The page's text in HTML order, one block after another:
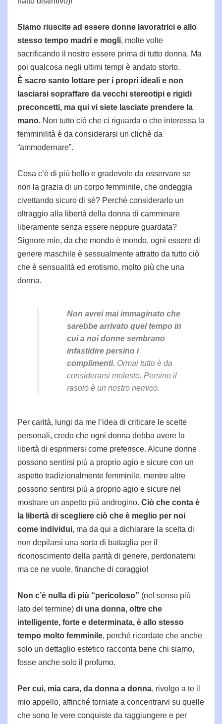
Siamo riuscite ad essere donne lavoratrici e allo
stesso tempo madri e mogli, molte volte
sacrificando il nostro essere prima di tutto donna. Ma
poi qualcosa negli ultimi tempi è andato storto.
È sacro santo lottare per i propri ideali e non
lasciarsi sopraffare da vecchi stereotipi e rigidi
preconcetti, ma qui vi siete lasciate prendere la
mano. Non tutto ciò che ci riguarda o che interessa la
femminilità è da considerarsi un clichè da
“ammodernare”.
Cosa c’è di più bello e gradevole da osservare se
non la grazia di un corpo femminile, che ondeggia
civettando sicuro di sè? Perché considerarlo un
oltraggio alla libertà della donna di camminare
liberamente senza essere neppure guardata?
Signore mie, da che mondo è mondo, ogni essere di
genere maschile è sessualmente attratto da tutto ciò
che è sensualità ed erotismo, molto più che una
donna.
Non avrei mai immaginato che
sarebbe arrivato quel tempo in
cui a noi donne sembrano
infastidire persino i
complimenti. Ormai tutto è da
considerarsi molesto. Persino il
rasoio è un nostro nemico.
Per carità, lungi da me l’idea di criticare le scelte
personali, credo che ogni donna debba avere la
libertà di esprimersi come preferisce. Alcune donne
possono sentirsi più a proprio agio e sicure con un
aspetto tradizionalmente femminile, mentre altre
possono sentirsi più a proprio agio e sicure nel
mostrare un aspetto più androgino. Ciò che conta è
la libertà di scegliere ciò che è meglio per noi
come individui, ma da qui a dichiarare la scelta di
non depilarsi una sorta di battaglia per il
riconoscimento della parità di genere, perdonatemi
ma ce ne vuole, finanche di coraggio!
Non c’è nulla di più “pericoloso” (nel senso più
lato del termine) di una donna, oltre che
intelligente, forte e determinata, è allo stesso
tempo molto femminile, perché ricordate che anche
solo un dettaglio estetico racconta bene chi siamo,
fosse anche solo il profumo.
Per cui, mia cara, da donna a donna, rivolgo a te il
mio appello, affinché torniate a concentrarvi su quelle
che sono le vere conquiste da raggiungere e per